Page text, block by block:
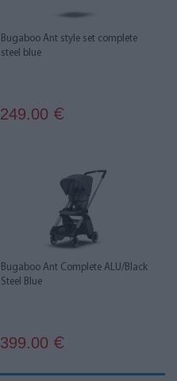
Bugaboo Ant style set complete
steel blue
249.00 €
Bugaboo Ant Complete ALU/Black
Steel Blue
399.00 €